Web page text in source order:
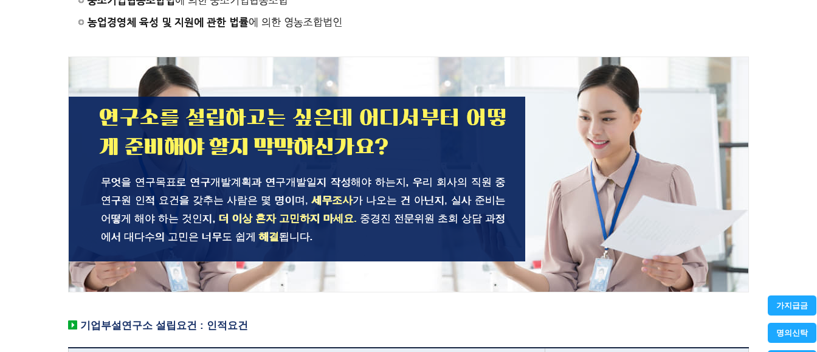
가지급금
명의신탁
농업경영체 육성 및 지원에 관한 법률에 의한 영농조합법인
연구소를 설립하고는 싶은데 어디서부터 어떻
게 준비해야 할지 막막하신가요?
무엇을 연구목표로 연구개발계획과 연구개발일지 작성해야 하는지, 우리 회사의 직원 중
연구원 인적 요건을 갖추는 사람은 몇 명이며,세무조사가 나오는 건 아닌지, 실사 준비는
어떻게 해야 하는 것인지, 더 이상 혼자 고민하지 마세요. 중경진 전문위원 초회 상담 과정
에서 대다수의 고민은 너무도 쉽게해결 됩니다.
기업부설연구소 설립요건 : 인적요건